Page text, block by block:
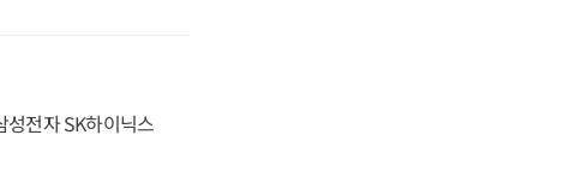
성전자 SK하이닉스